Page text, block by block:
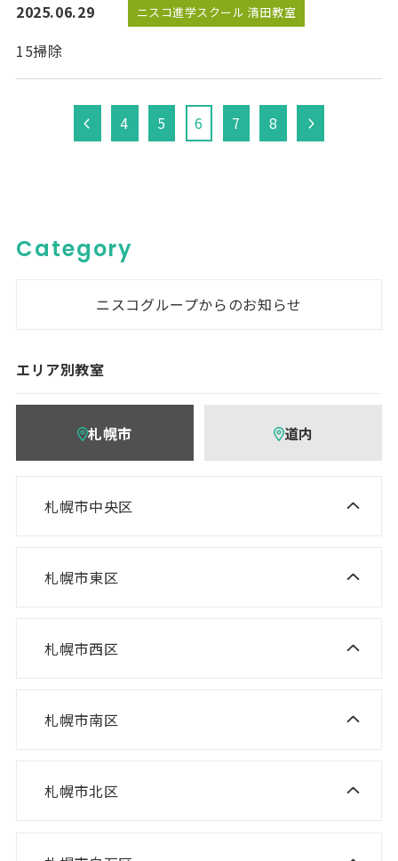
2025.06.29 ニスコ進学スクール 清田教室
15掃除
4 5 6 7 8
Category
ニスコグループからのお知らせ
エリア別教室
札幌市 道内
札幌市中央区
NISCO plus 伏見教室
NISCO plus 円山教室
ニスコパーソナル 伏見教室
ニスコパーソナル 桑園教室
ニスコパーソナル 山鼻教室
札幌市東区
ニスコ進学スクール 札苗北教室
ニスコパーソナル 環状通東教室
札幌市西区
ニスコ進学スクール 山の手教室
ニスコ進学スクール 八軒教室
ニスコパーソナル 宮の沢教室
札幌市南区
札幌市北区
ニスコ進学スクール あいの里教室